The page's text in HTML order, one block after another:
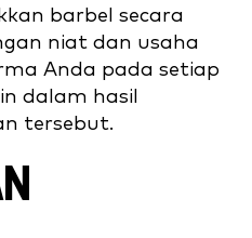
barbel secara
niat dan usaha
Anda pada setiap
dalam hasil
tersebut.